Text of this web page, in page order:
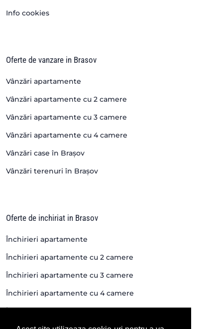
Info cookies
Oferte de vanzare in Brasov
Vânzări apartamente
Vânzări apartamente cu 2 camere
Vânzări apartamente cu 3 camere
Vânzări apartamente cu 4 camere
Vânzări case în Brașov
Vânzări terenuri în Brașov
Oferte de inchiriat in Brasov
Închirieri apartamente
Închirieri apartamente cu 2 camere
Închirieri apartamente cu 3 camere
Închirieri apartamente cu 4 camere